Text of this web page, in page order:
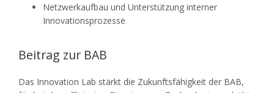
Netzwerkaufbau und Unterstützung interner
Innovationsprozesse
Beitrag zur BAB
Das Innovation Lab stärkt die Zukunftsfähigkeit der BAB,